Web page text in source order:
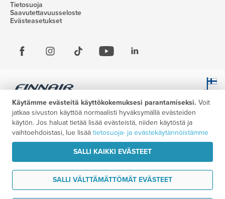
Tietosuoja
Saavutettavuusseloste
Evästeasetukset
Käytämme evästeitä käyttökokemuksesi parantamiseksi. Voit
jatkaa sivuston käyttöä normaalisti hyväksymällä evästeiden
käytön. Jos haluat tietää lisää evästeistä, niiden käytöstä ja
vaihtoehdoistasi, lue lisää tietosuoja- ja evästekäytännöistämme
SALLI KAIKKI EVÄSTEET
SALLI VÄLTTÄMÄTTÖMÄT EVÄSTEET